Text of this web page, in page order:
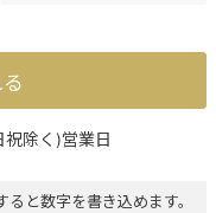
除く)営業日
と数字を書き込めます。